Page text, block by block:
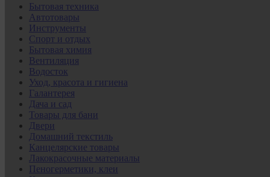
Бытовая техника
Автотовары
Инструменты
Спорт и отдых
Бытовая химия
Вентиляция
Водосток
Уход, красота и гигиена
Галантерея
Дача и сад
Товары для бани
Двери
Домашний текстиль
Канцелярские товары
Лакокрасочные материалы
Пеногерметики, клеи